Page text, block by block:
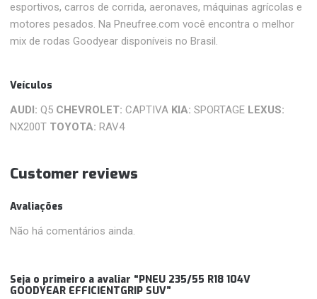
esportivos, carros de corrida, aeronaves, máquinas agrícolas e
motores pesados. Na Pneufree.com você encontra o melhor
mix de rodas Goodyear disponíveis no Brasil.
Veículos
AUDI: Q5 CHEVROLET: CAPTIVA KIA: SPORTAGE LEXUS:
NX200T TOYOTA: RAV4
Customer reviews
Avaliações
Não há comentários ainda.
Seja o primeiro a avaliar “PNEU 235/55 R18 104V
GOODYEAR EFFICIENTGRIP SUV”